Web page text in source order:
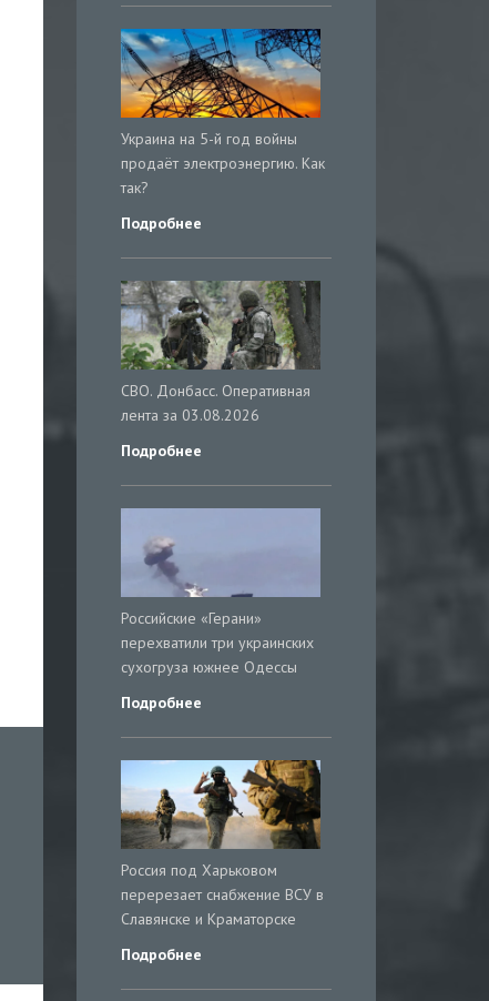
Украина на 5-й год войны
продаёт электроэнергию. Как
так?
Подробнее
СВО. Донбасс. Оперативная
лента за 03.08.2026
Подробнее
Российские «Герани»
перехватили три украинских
сухогруза южнее Одессы
Подробнее
Россия под Харьковом
перерезает снабжение ВСУ в
Славянске и Краматорске
Подробнее